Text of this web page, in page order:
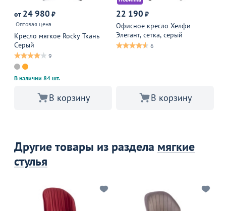
от 24 980 ₽
Оптовая цена
Кресло мягкое Rocky Ткань
Серый
9
В наличии 84 шт.
В корзину
22 190 ₽
Офисное кресло Хелфи
Элегант, сетка, серый
6
В корзину
Другие товары из раздела мягкие
стулья